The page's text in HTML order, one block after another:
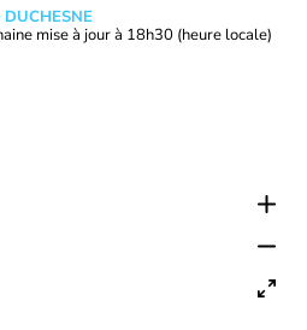
mise à jour à 18h30 (heure locale)